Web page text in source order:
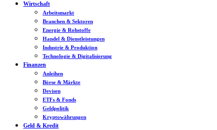
Wirtschaft
Arbeitsmarkt
Branchen & Sektoren
Energie & Rohstoffe
Handel & Dienstleistungen
Industrie & Produktion
Technologie & Digitalisierung
Finanzen
Anleihen
Börse & Märkte
Devisen
ETFs & Fonds
Geldpolitik
Kryptowährungen
Geld & Kredit